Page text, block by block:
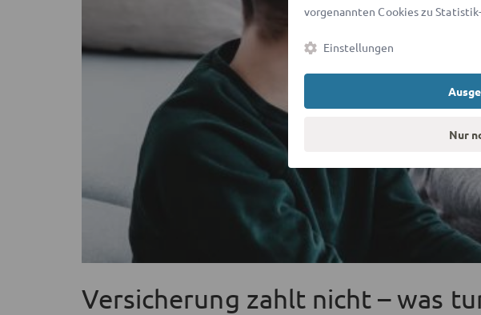
Versicherung zahlt nicht – was
vorgenannten Cookies zu
Einstellungen
Nur